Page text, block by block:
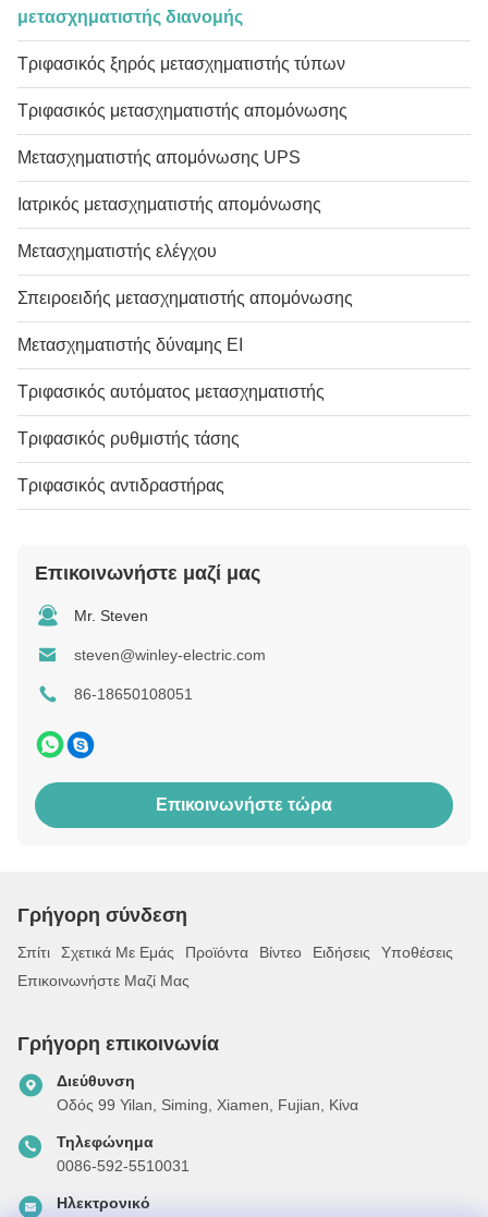
μετασχηματιστής διανομής
Τριφασικός ξηρός μετασχηματιστής τύπων
Τριφασικός μετασχηματιστής απομόνωσης
Μετασχηματιστής απομόνωσης UPS
Ιατρικός μετασχηματιστής απομόνωσης
Μετασχηματιστής ελέγχου
Σπειροειδής μετασχηματιστής απομόνωσης
Μετασχηματιστής δύναμης EI
Τριφασικός αυτόματος μετασχηματιστής
Τριφασικός ρυθμιστής τάσης
Τριφασικός αντιδραστήρας
Επικοινωνήστε μαζί μας
Mr. Steven
steven@winley-electric.com
86-18650108051
Επικοινωνήστε τώρα
Γρήγορη σύνδεση
Σπίτι Σχετικά Με Εμάς Προϊόντα Βίντεο Ειδήσεις
Υποθέσεις
Επικοινωνήστε Μαζί Μας
Γρήγορη επικοινωνία
Διεύθυνση
Οδός 99 Yilan, Siming, Xiamen, Fujian, Κίνα
Τηλεφώνημα
0086-592-5510031
Ηλεκτρονικό